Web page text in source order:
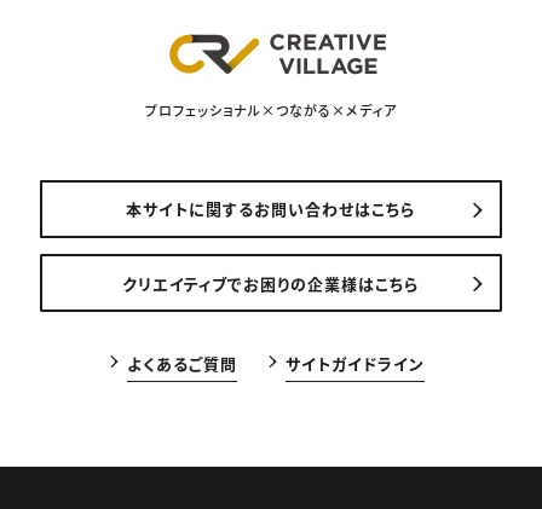
プロフェッショナル×つながる×メディア
本サイトに関するお問い合わせはこちら
クリエイティブでお困りの企業様はこちら
よくあるご質問 サイトガイドライン